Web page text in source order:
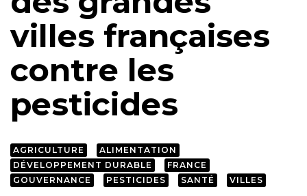
villes françaises
contre les
pesticides
AGRICULTURE
ALIMENTATION
DÉVELOPPEMENT DURABLE
FRANCE
GOUVERNANCE
PESTICIDES SANTÉ VILLES